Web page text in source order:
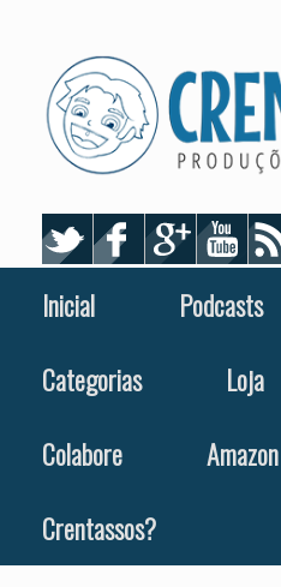
Inicial
Podcasts
Categorias
Loja
Colabore
Amazon
Crentassos?